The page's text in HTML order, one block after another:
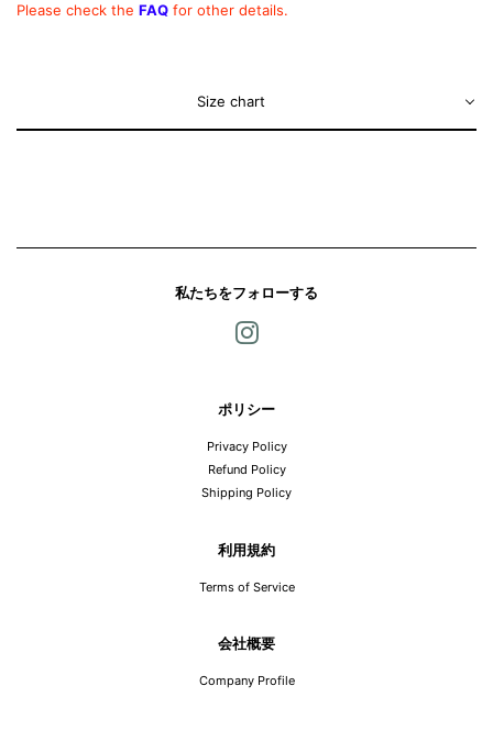
Please check the FAQ for other details.
Size chart
私たちをフォローする
ポリシー
Privacy Policy
Refund Policy
Shipping Policy
利用規約
Terms of Service
会社概要
Company Profile